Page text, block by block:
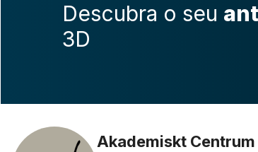
Descubra o seu
3D
Akademiskt